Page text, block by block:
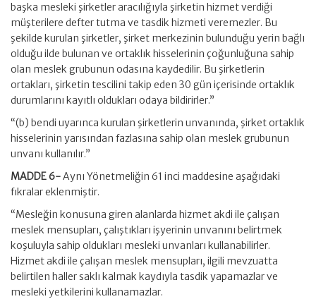
başka mesleki şirketler aracılığıyla şirketin hizmet verdiği
müşterilere defter tutma ve tasdik hizmeti veremezler. Bu
şekilde kurulan şirketler, şirket merkezinin bulunduğu yerin bağlı
olduğu ilde bulunan ve ortaklık hisselerinin çoğunluğuna sahip
olan meslek grubunun odasına kaydedilir. Bu şirketlerin
ortakları, şirketin tescilini takip eden 30 gün içerisinde ortaklık
durumlarını kayıtlı oldukları odaya bildirirler.”
“(b) bendi uyarınca kurulan şirketlerin unvanında, şirket ortaklık
hisselerinin yarısından fazlasına sahip olan meslek grubunun
unvanı kullanılır.”
MADDE 6-Aynı Yönetmeliğin 61 inci maddesine aşağıdaki
fıkralar eklenmiştir.
“Mesleğin konusuna giren alanlarda hizmet akdi ile çalışan
meslek mensupları, çalıştıkları işyerinin unvanını belirtmek
koşuluyla sahip oldukları mesleki unvanları kullanabilirler.
Hizmet akdi ile çalışan meslek mensupları, ilgili mevzuatta
belirtilen haller saklı kalmak kaydıyla tasdik yapamazlar ve
mesleki yetkilerini kullanamazlar.